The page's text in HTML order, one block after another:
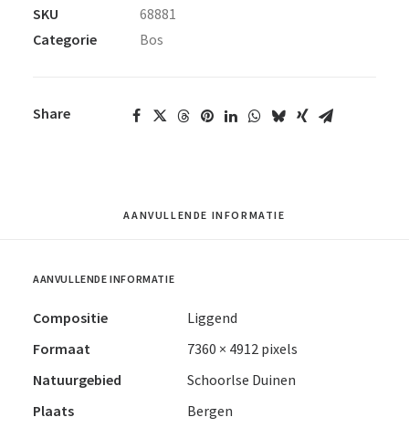
SKU
68881
Categorie
Bos
Share
AANVULLENDE INFORMATIE
AANVULLENDE INFORMATIE
Compositie
Liggend
Formaat
7360 × 4912 pixels
Natuurgebied
Schoorlse Duinen
Plaats
Bergen